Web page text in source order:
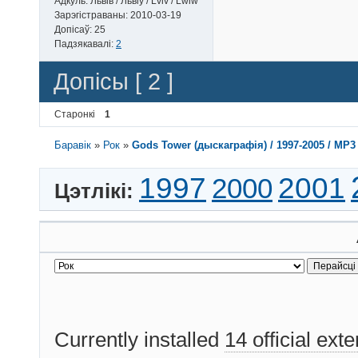
49.3 KB    2001 -
18.1 MB    2005 -
12.8 MB    2005 -
10.3 MB    2005 -
27.1 KB    2005 -
Зарэгістраваны: 2010-03-19
Допісаў: 25
Падзякавалі: 2
Допісы [ 2 ]
Старонкі 1
Баравік » Рок »Gods Tower (дыскаграфія) / 1997-2005 /
Цэтлікі: 1997 2000 2001
Currently installed 14 official